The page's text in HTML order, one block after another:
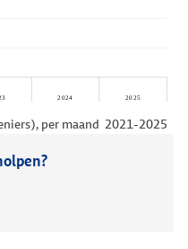
per maand 2021-2025